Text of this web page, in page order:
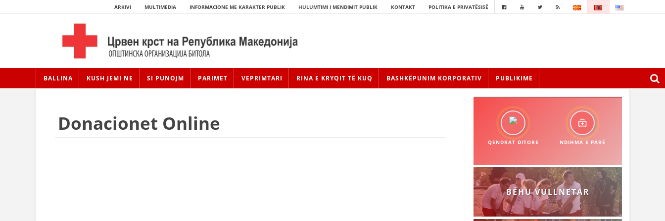
ARKIVI MULTIMEDIA INFORMACIONE ME KARAKTER PUBLIK HULUMTIMI I MENDIMIT PUBLIK KONTAKT POLITIKA E PRIVATËSISË
BALLINA KUSH JEMI NE SI PUNOJM PARIMET VEPRIMTARI RINA E KRYQIT TË KUQ BASHKËPUNIM KORPORATIV PUBLIKIME
Donacionet Online
QENDRAT DITORE NDIHMA E PARË
BËHU VULLNETAR